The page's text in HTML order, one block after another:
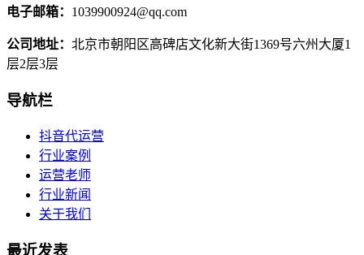
电子邮箱： 1039900924@qq.com
公司地址： 北京市朝阳区高碑店文化新大街1369号六州大厦1
层2层3层
导航栏
抖音代运营
行业案例
运营老师
行业新闻
关于我们
最近发表